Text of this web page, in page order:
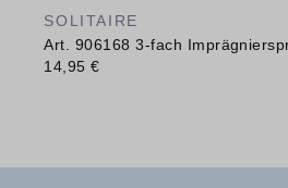
SOLITAIRE
Art. 906168 3-fach
14,95 €